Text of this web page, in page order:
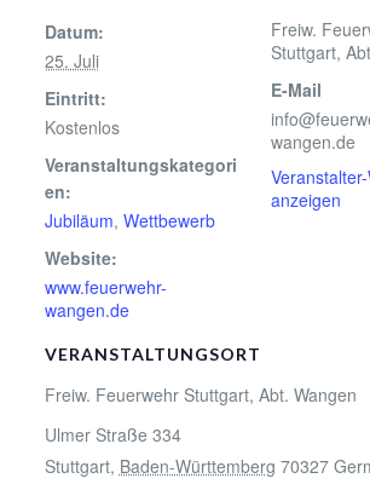
Datum:
25. Juli
Eintritt:
Kostenlos
Veranstaltungskategori
en:
Jubiläum, Wettbewerb
Website:
www.feuerwehr-
wangen.de
VERANSTALTUNGSORT
Freiw. Feuerwehr Stuttgart, Abt. Wangen
Ulmer Straße 334
Stuttgart, Baden-Württemberg 70327
Freiw.
Stuttgart,
E-Mail
wangen.de
anzeigen